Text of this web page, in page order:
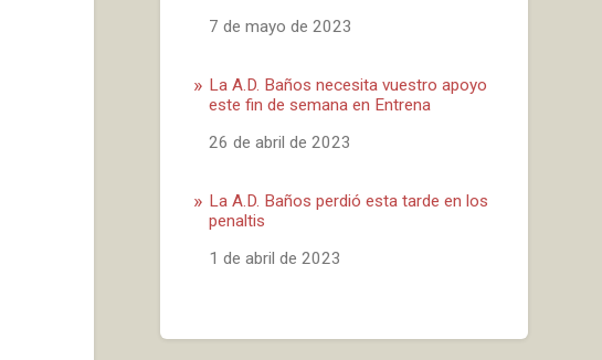
Fecha
7 de mayo de 2023
La A.D. Baños necesita vuestro apoyo
este fin de semana en Entrena
Fecha
26 de abril de 2023
La A.D. Baños perdió esta tarde en los
penaltis
Fecha
1 de abril de 2023